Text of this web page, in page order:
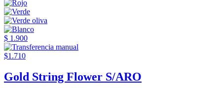
$ 1.900
$1.710
Gold String Flower S/ARO